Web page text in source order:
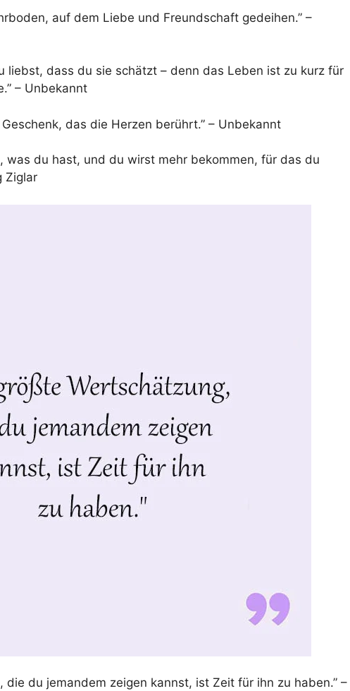
auf dem Liebe und Freundschaft gedeihen.” –
liebst, dass du sie schätzt – denn das Leben ist zu kurz für
– Unbekannt
das die Herzen berührt.” – Unbekannt
was du hast, und du wirst mehr bekommen, für das du
Ziglar
die du jemandem zeigen kannst, ist Zeit für ihn zu haben.” –